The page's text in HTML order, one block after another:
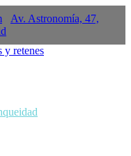
Av. Astronomía, 47,